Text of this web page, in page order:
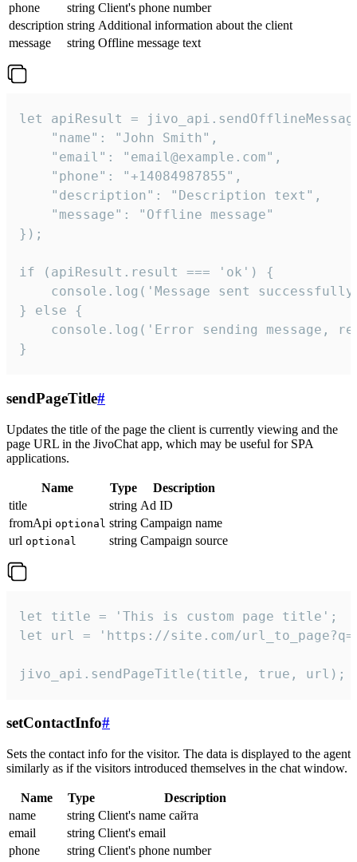
phone
string Client's phone number
description string Additional information about the client
message
string Offline message text
let apiResult =
    "name": "John Smith",
    "email": "email@example.com",
    "phone": "+14084987855",
    "description": "Description text",
    "message": "Offline message"
});
if (apiResult.result === 'ok') {
console.log('Message sent
} else {
console.log('Error sending message,
}
sendPageTitle#
Updates the title of the page the client is currently viewing and the
page URL in the JivoChat app, which may be useful for SPA
applications.
Name Type
Description
title
string Ad ID
fromApi optional string Campaign name
url optional string Campaign source
let title = 'This is custom page title';
let url = 'https://site.com/
jivo_api.sendPageTitle(title, true, url);
setContactInfo#
Sets the contact info for the visitor. The data is displayed to the agent
similarly as if the visitors introduced themselves in the chat window.
Name Type
Description
name
string Client's name сайта
email
string Client's email
phone
string Client's phone number